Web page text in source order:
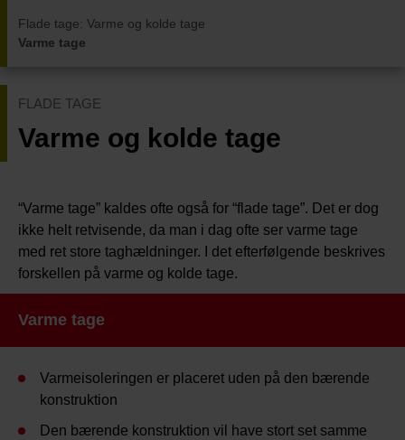
Flade tage: Varme og kolde tage
Varme tage
FLADE TAGE
Varme og kolde tage
“Varme tage” kaldes ofte også for “flade tage”. Det er dog
ikke helt retvisende, da man i dag ofte ser varme tage
med ret store taghældninger. I det efterfølgende beskrives
forskellen på varme og kolde tage.
Varme tage
Varmeisoleringen er placeret uden på den bærende
konstruktion
Den bærende konstruktion vil have stort set samme